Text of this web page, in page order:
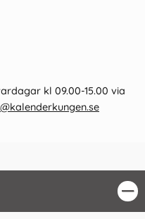
kl 09.00-15.00 via